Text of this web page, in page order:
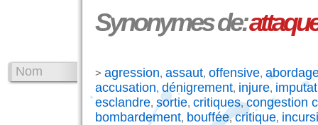
Synonymes de:
Nom > agression, assaut, offensive,
accusation, dénigrement, injure,
esclandre, sortie, critiques,congestion
bombardement, bouffée,critique,